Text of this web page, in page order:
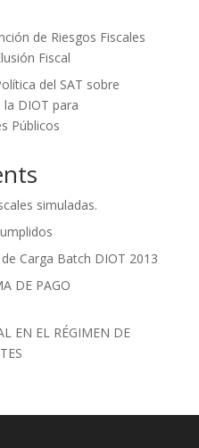
de Riesgos Fiscales
Fiscal
del SAT sobre
DIOT para
Públicos
simuladas.
Carga Batch DIOT 2013
DE PAGO
EN EL RÉGIMEN DE